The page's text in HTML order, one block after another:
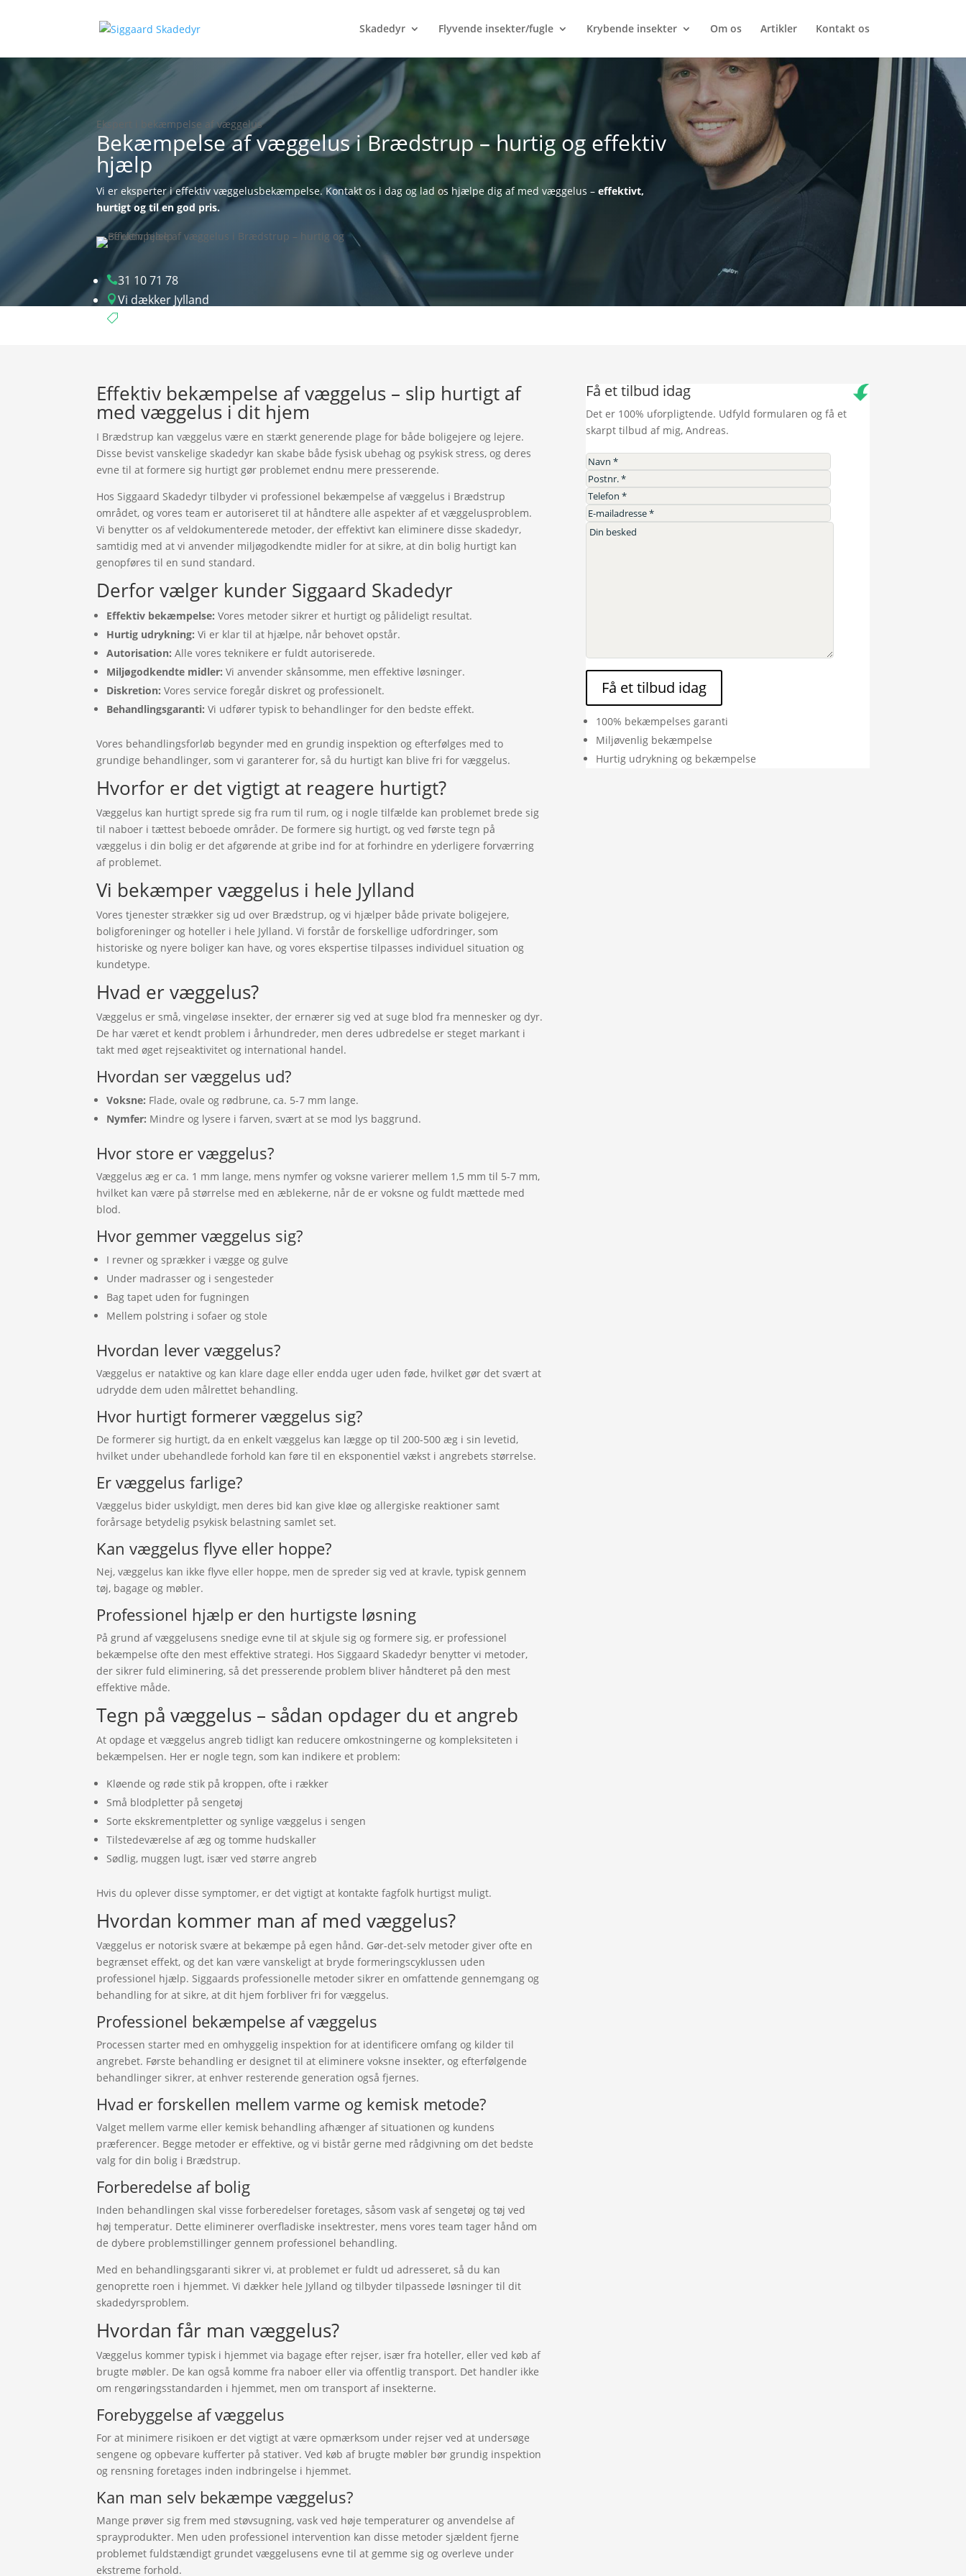
Skadedyr Flyvende insekter/fugle Krybende insekter Om os Artikler Kontakt os
Ekspert i bekæmpelse af væggelus
Bekæmpelse af væggelus i Brædstrup – hurtig og effektiv
hjælp
Vi er eksperter i effektiv væggelusbekæmpelse. Kontakt os i dag og lad os hjælpe dig af med væggelus –effektivt,
hurtigt og til en god pris.
31 10 71 78
Vi dækker Jylland

Effektiv bekæmpelse af væggelus – slip hurtigt af
med væggelus i dit hjem
I Brædstrup kan væggelus være en stærkt generende plage for både boligejere og lejere.
Disse bevist vanskelige skadedyr kan skabe både fysisk ubehag og psykisk stress, og deres
evne til at formere sig hurtigt gør problemet endnu mere presserende.
Hos Siggaard Skadedyr tilbyder vi professionel bekæmpelse af væggelus i Brædstrup
området, og vores team er autoriseret til at håndtere alle aspekter af et væggelusproblem.
Vi benytter os af veldokumenterede metoder, der effektivt kan eliminere disse skadedyr,
samtidig med at vi anvender miljøgodkendte midler for at sikre, at din bolig hurtigt kan
genopføres til en sund standard.
Derfor vælger kunder Siggaard Skadedyr
Effektiv bekæmpelse: Vores metoder sikrer et hurtigt og pålideligt resultat.
Hurtig udrykning: Vi er klar til at hjælpe, når behovet opstår.
Autorisation: Alle vores teknikere er fuldt autoriserede.
Miljøgodkendte midler: Vi anvender skånsomme, men effektive løsninger.
Diskretion: Vores service foregår diskret og professionelt.
Behandlingsgaranti: Vi udfører typisk to behandlinger for den bedste effekt.
Vores behandlingsforløb begynder med en grundig inspektion og efterfølges med to
grundige behandlinger, som vi garanterer for, så du hurtigt kan blive fri for væggelus.
Hvorfor er det vigtigt at reagere hurtigt?
Væggelus kan hurtigt sprede sig fra rum til rum, og i nogle tilfælde kan problemet brede sig
til naboer i tættest beboede områder. De formere sig hurtigt, og ved første tegn på
væggelus i din bolig er det afgørende at gribe ind for at forhindre en yderligere forværring
af problemet.
Vi bekæmper væggelus i hele Jylland
Vores tjenester strækker sig ud over Brædstrup, og vi hjælper både private boligejere,
boligforeninger og hoteller i hele Jylland. Vi forstår de forskellige udfordringer, som
historiske og nyere boliger kan have, og vores ekspertise tilpasses individuel situation og
kundetype.
Hvad er væggelus?
Væggelus er små, vingeløse insekter, der ernærer sig ved at suge blod fra mennesker og dyr.
De har været et kendt problem i århundreder, men deres udbredelse er steget markant i
takt med øget rejseaktivitet og international handel.
Hvordan ser væggelus ud?
Voksne: Flade, ovale og rødbrune, ca. 5-7 mm lange.
Nymfer: Mindre og lysere i farven, svært at se mod lys baggrund.
Hvor store er væggelus?
Væggelus æg er ca. 1 mm lange, mens nymfer og voksne varierer mellem 1,5 mm til 5-7 mm,
hvilket kan være på størrelse med en æblekerne, når de er voksne og fuldt mættede med
blod.
Hvor gemmer væggelus sig?
I revner og sprækker i vægge og gulve
Under madrasser og i sengesteder
Bag tapet uden for fugningen
Mellem polstring i sofaer og stole
Hvordan lever væggelus?
Væggelus er nataktive og kan klare dage eller endda uger uden føde, hvilket gør det svært at
udrydde dem uden målrettet behandling.
Hvor hurtigt formerer væggelus sig?
De formerer sig hurtigt, da en enkelt væggelus kan lægge op til 200-500 æg i sin levetid,
hvilket under ubehandlede forhold kan føre til en eksponentiel vækst i angrebets størrelse.
Er væggelus farlige?
Væggelus bider uskyldigt, men deres bid kan give kløe og allergiske reaktioner samt
forårsage betydelig psykisk belastning samlet set.
Kan væggelus flyve eller hoppe?
Nej, væggelus kan ikke flyve eller hoppe, men de spreder sig ved at kravle, typisk gennem
tøj, bagage og møbler.
Professionel hjælp er den hurtigste løsning
På grund af væggelusens snedige evne til at skjule sig og formere sig, er professionel
bekæmpelse ofte den mest effektive strategi. Hos Siggaard Skadedyr benytter vi metoder,
der sikrer fuld eliminering, så det presserende problem bliver håndteret på den mest
effektive måde.
Tegn på væggelus – sådan opdager du et angreb
At opdage et væggelus angreb tidligt kan reducere omkostningerne og kompleksiteten i
bekæmpelsen. Her er nogle tegn, som kan indikere et problem:
Kløende og røde stik på kroppen, ofte i rækker
Små blodpletter på sengetøj
Sorte ekskrementpletter og synlige væggelus i sengen
Tilstedeværelse af æg og tomme hudskaller
Sødlig, muggen lugt, især ved større angreb
Hvis du oplever disse symptomer, er det vigtigt at kontakte fagfolk hurtigst muligt.
Hvordan kommer man af med væggelus?
Væggelus er notorisk svære at bekæmpe på egen hånd. Gør-det-selv metoder giver ofte en
begrænset effekt, og det kan være vanskeligt at bryde formeringscyklussen uden
professionel hjælp. Siggaards professionelle metoder sikrer en omfattende gennemgang og
behandling for at sikre, at dit hjem forbliver fri for væggelus.
Professionel bekæmpelse af væggelus
Processen starter med en omhyggelig inspektion for at identificere omfang og kilder til
angrebet. Første behandling er designet til at eliminere voksne insekter, og efterfølgende
behandlinger sikrer, at enhver resterende generation også fjernes.
Hvad er forskellen mellem varme og kemisk metode?
Valget mellem varme eller kemisk behandling afhænger af situationen og kundens
præferencer. Begge metoder er effektive, og vi bistår gerne med rådgivning om det bedste
valg for din bolig i Brædstrup.
Forberedelse af bolig
Inden behandlingen skal visse forberedelser foretages, såsom vask af sengetøj og tøj ved
høj temperatur. Dette eliminerer overfladiske insektrester, mens vores team tager hånd om
de dybere problemstillinger gennem professionel behandling.
Med en behandlingsgaranti sikrer vi, at problemet er fuldt ud adresseret, så du kan
genoprette roen i hjemmet. Vi dækker hele Jylland og tilbyder tilpassede løsninger til dit
skadedyrsproblem.
Hvordan får man væggelus?
Væggelus kommer typisk i hjemmet via bagage efter rejser, især fra hoteller, eller ved køb af
brugte møbler. De kan også komme fra naboer eller via offentlig transport. Det handler ikke
om rengøringsstandarden i hjemmet, men om transport af insekterne.
Forebyggelse af væggelus
For at minimere risikoen er det vigtigt at være opmærksom under rejser ved at undersøge
sengene og opbevare kufferter på stativer. Ved køb af brugte møbler bør grundig inspektion
og rensning foretages inden indbringelse i hjemmet.
Kan man selv bekæmpe væggelus?
Mange prøver sig frem med støvsugning, vask ved høje temperaturer og anvendelse af
sprayprodukter. Men uden professionel intervention kan disse metoder sjældent fjerne
problemet fuldstændigt grundet væggelusens evne til at gemme sig og overleve under
ekstreme forhold.
Få et tilbud idag
Det er 100% uforpligtende. Udfyld formularen og få et
skarpt tilbud af mig, Andreas.
Få et tilbud idag
100% bekæmpelses garanti
Miljøvenlig bekæmpelse
Hurtig udrykning og bekæmpelse